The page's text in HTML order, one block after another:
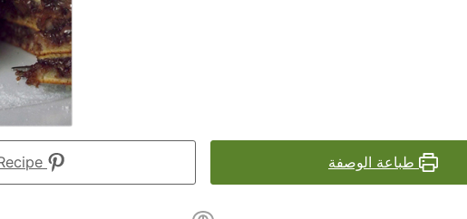
طباعة الوصفة Pin Recipe